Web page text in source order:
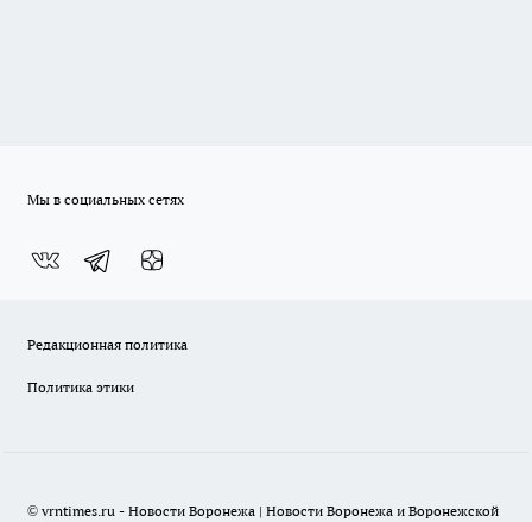
Мы в социальных сетях
Редакционная политика
Политика этики
© vrntimes.ru - Новости Воронежа | Новости Воронежа и Воронежской